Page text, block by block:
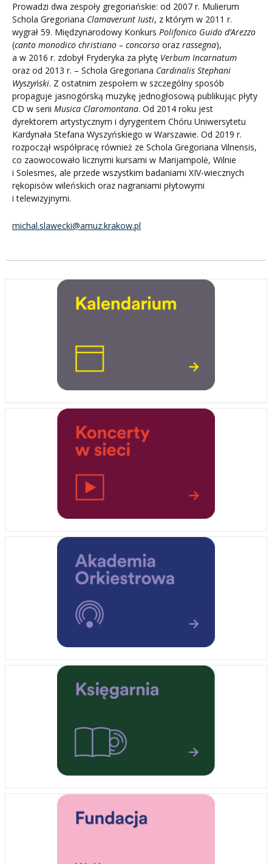
Prowadzi dwa zespoły gregoriańskie: od 2007 r. Mulierum
Schola Gregoriana Clamaverunt Iusti, z którym w 2011 r.
wygrał 59. Międzynarodowy Konkurs Polifonico Guido d’Arezzo
(canto monodico christiano – concorso oraz rassegna),
a w 2016 r. zdobył Fryderyka za płytę Verbum Incarnatum
oraz od 2013 r. – Schola Gregoriana Cardinalis Stephani
Wyszyński. Z ostatnim zespołem w szczególny sposób
propaguje jasnogórską muzykę jednogłosową publikując płyty
CD w serii Musica Claromontana. Od 2014 roku jest
dyrektorem artystycznym i dyrygentem Chóru Uniwersytetu
Kardynała Stefana Wyszyńskiego w Warszawie. Od 2019 r.
rozpoczął współpracę również ze Schola Gregoriana Vilnensis,
co zaowocowało licznymi kursami w Marijampolė, Wilnie
i Solesmes, ale przede wszystkim badaniami XIV-wiecznych
rękopisów wileńskich oraz nagraniami płytowymi
i telewizyjnymi.
michal.slawecki@amuz.krakow.pl